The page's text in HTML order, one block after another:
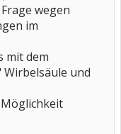
wegen
im
mit dem
Wirbelsäule und